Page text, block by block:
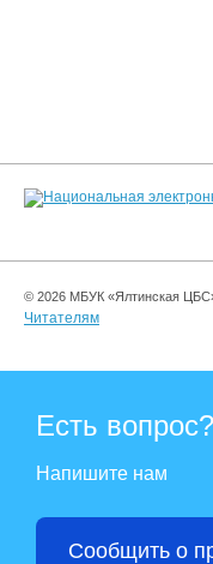
© 2026 МБУК «Ялтинская
Читателям
Есть вопрос?
Напишите нам
Сообщить о